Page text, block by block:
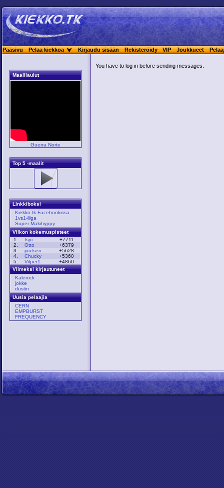
Pääsivu Pelaa kiekkoa Kirjaudu sisään Rekisteröidy VIP Joukkueet
Maalilaulut
Guerra Norte
Top 5 -maalit
Linkkiboksi
Kiekko.tk Facebookissa
1vs1-liiga
Super Mäkihyppy
Viikon kokemuspisteet
1.
Ispi
+7711
2.
Otto
+6379
3.
joutsen
+5628
4.
Chucky
+5360
5.
Vilper1
+4860
Viimeksi kirjautuneet
Kalenick
jokke
dustin
Uusia pelaajia
CERN
EMPBURST
FREQUENCY
You have to log in before sending messages.